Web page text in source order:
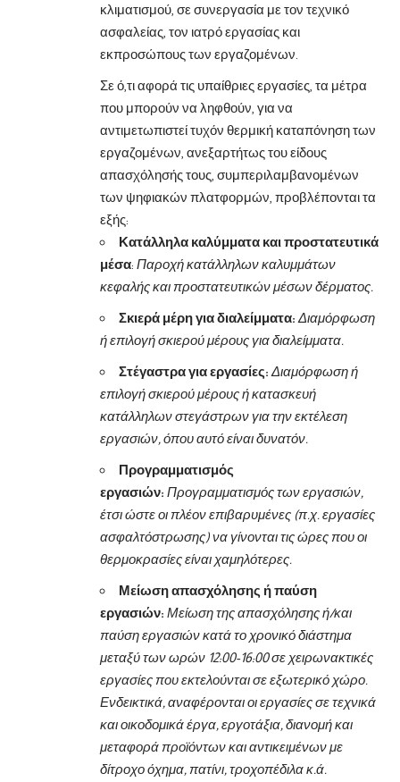
κλιματισμού, σε συνεργασία με τον τεχνικό
ασφαλείας, τον ιατρό εργασίας και
εκπροσώπους των εργαζομένων.
Σε ό,τι αφορά τις υπαίθριες εργασίες, τα μέτρα
που μπορούν να ληφθούν, για να
αντιμετωπιστεί τυχόν θερμική καταπόνηση των
εργαζομένων, ανεξαρτήτως του είδους
απασχόλησής τους, συμπεριλαμβανομένων
των ψηφιακών πλατφορμών, προβλέπονται τα
εξής:
Κατάλληλα καλύμματα και προστατευτικά
μέσα: Παροχή κατάλληλων καλυμμάτων
κεφαλής και προστατευτικών μέσων δέρματος.
Σκιερά μέρη για διαλείμματα: Διαμόρφωση
ή επιλογή σκιερού μέρους για διαλείμματα.
Στέγαστρα για εργασίες: Διαμόρφωση ή
επιλογή σκιερού μέρους ή κατασκευή
κατάλληλων στεγάστρων για την εκτέλεση
εργασιών, όπου αυτό είναι δυνατόν.
Προγραμματισμός
εργασιών: Προγραμματισμός των εργασιών,
έτσι ώστε οι πλέον επιβαρυμένες (π.χ. εργασίες
ασφαλτόστρωσης) να γίνονται τις ώρες που οι
θερμοκρασίες είναι χαμηλότερες.
Μείωση απασχόλησης ή παύση
εργασιών: Μείωση της απασχόλησης ή/και
παύση εργασιών κατά το χρονικό διάστημα
μεταξύ των ωρών 12:00-16:00 σε χειρωνακτικές
εργασίες που εκτελούνται σε εξωτερικό χώρο.
Ενδεικτικά, αναφέρονται οι εργασίες σε τεχνικά
και οικοδομικά έργα, εργοτάξια, διανομή και
μεταφορά προϊόντων και αντικειμένων με
δίτροχο όχημα, πατίνι, τροχοπέδιλα κ.ά.